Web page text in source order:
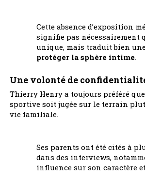
Cette absence d’exposition
signifie pas nécessairement
unique, mais traduit bien
protéger la sphère intime.
Une volonté de
Thierry Henry a toujours préféré
sportive soit jugée sur le terrain
vie familiale.
Ses parents ont été cités à
dans des interviews,
influence sur son caractère